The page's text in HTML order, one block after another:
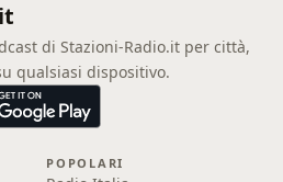
di Stazioni-Radio.it per città,
qualsiasi dispositivo.
POPOLARI